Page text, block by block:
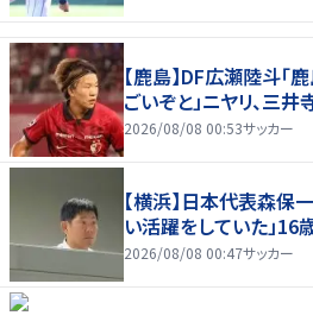
【鹿島】DF広瀬陸斗「
ごいぞと」ニヤリ、三
2026/08/08 00:53サッカー
【横浜】日本代表森保
い活躍をしていた」
2026/08/08 00:47サッカー